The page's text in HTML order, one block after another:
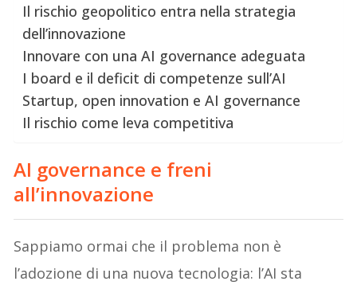
Il rischio geopolitico entra nella strategia
dell’innovazione
Innovare con una AI governance adeguata
I board e il deficit di competenze sull’AI
Startup, open innovation e AI governance
Il rischio come leva competitiva
AI governance e freni
all’innovazione
Sappiamo ormai che il problema non è
l’adozione di una nuova tecnologia: l’AI sta